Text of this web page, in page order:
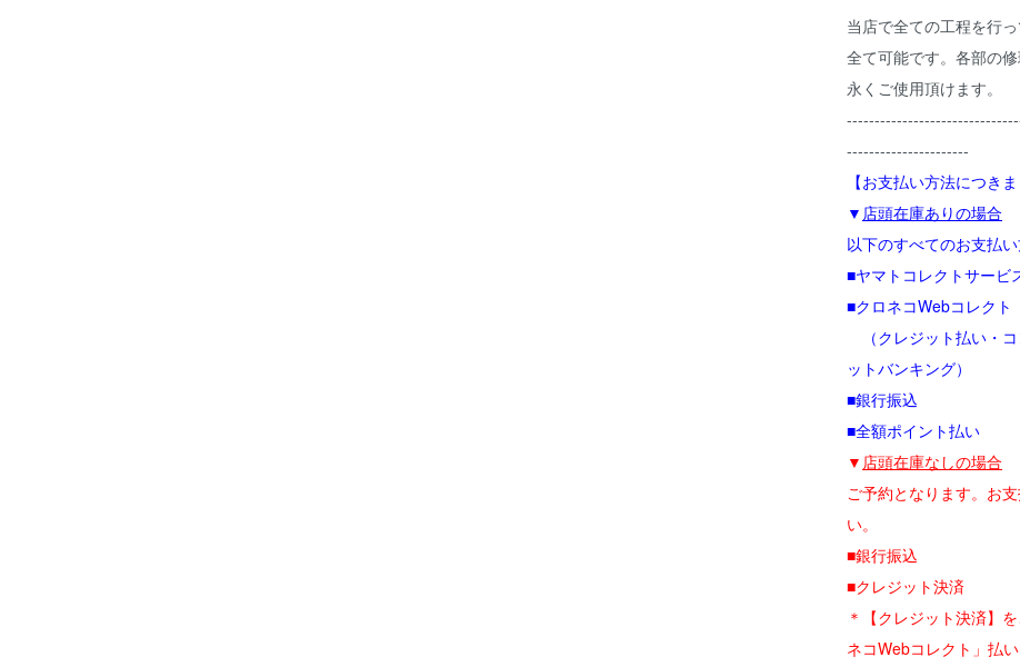
当店で全ての工程を行
全て可能です。各部の
永くご使用頂けます。
----------------------
【お支払い方法につきま
▼ 店頭在庫ありの場合
以下のすべてのお支払
■ヤマトコレクトサービ
■クロネコWebコレクト
（クレジット払い・
ットバンキング）
■銀行振込
■全額ポイント払い
▼ 店頭在庫なしの場合
ご予約となります。お
い。
■銀行振込
■クレジット決済
＊【クレジット決済】
ネコWebコレクト」払